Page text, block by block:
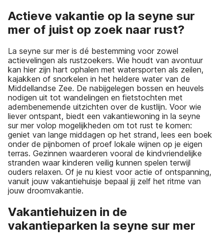
Actieve vakantie op la seyne sur
mer of juist op zoek naar rust?
La seyne sur mer is dé bestemming voor zowel
actievelingen als rustzoekers. Wie houdt van avontuur
kan hier zijn hart ophalen met watersporten als zeilen,
kajakken of snorkelen in het heldere water van de
Middellandse Zee. De nabijgelegen bossen en heuvels
nodigen uit tot wandelingen en fietstochten met
adembenemende uitzichten over de kustlijn. Voor wie
liever ontspant, biedt een vakantiewoning in la seyne
sur mer volop mogelijkheden om tot rust te komen:
geniet van lange middagen op het strand, lees een boek
onder de pijnbomen of proef lokale wijnen op je eigen
terras. Gezinnen waarderen vooral de kindvriendelijke
stranden waar kinderen veilig kunnen spelen terwijl
ouders relaxen. Of je nu kiest voor actie of ontspanning,
vanuit jouw vakantiehuisje bepaal jij zelf het ritme van
jouw droomvakantie.
Vakantiehuizen in de
vakantieparken la seyne sur mer